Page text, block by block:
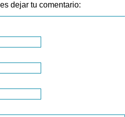
dejar tu comentario: